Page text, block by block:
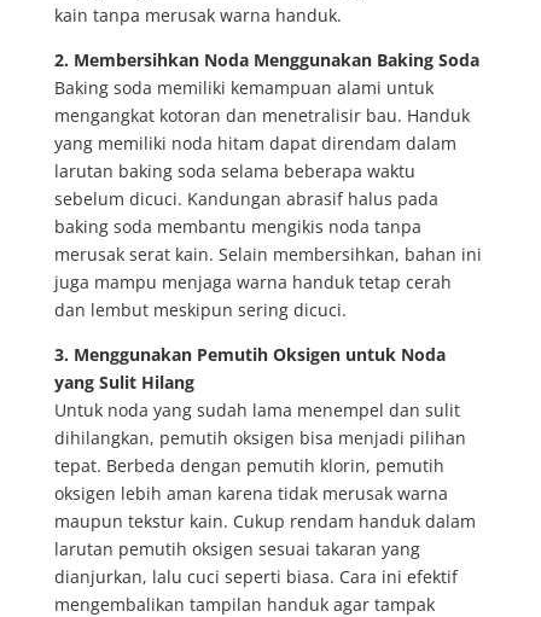
kain tanpa merusak warna handuk.
2. Membersihkan Noda Menggunakan Baking Soda
Baking soda memiliki kemampuan alami untuk
mengangkat kotoran dan menetralisir bau. Handuk
yang memiliki noda hitam dapat direndam dalam
larutan baking soda selama beberapa waktu
sebelum dicuci. Kandungan abrasif halus pada
baking soda membantu mengikis noda tanpa
merusak serat kain. Selain membersihkan, bahan ini
juga mampu menjaga warna handuk tetap cerah
dan lembut meskipun sering dicuci.
3. Menggunakan Pemutih Oksigen untuk Noda
yang Sulit Hilang
Untuk noda yang sudah lama menempel dan sulit
dihilangkan, pemutih oksigen bisa menjadi pilihan
tepat. Berbeda dengan pemutih klorin, pemutih
oksigen lebih aman karena tidak merusak warna
maupun tekstur kain. Cukup rendam handuk dalam
larutan pemutih oksigen sesuai takaran yang
dianjurkan, lalu cuci seperti biasa. Cara ini efektif
mengembalikan tampilan handuk agar tampak